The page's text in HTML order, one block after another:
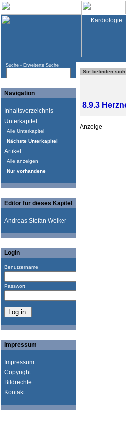
Kardiologie
Suche - Erweiterte Suche
Navigation
Inhaltsverzeichnis
Unterkapitel
Alle Unterkapitel
Nächste Unterkapitel
Artikel
Alle anzeigen
Nur vorhandene
Editor für dieses Kapitel
Andreas Stefan Welker
Login
Benutzername
Passwort
Impressum
Impressum
Copyright
Bildrechte
Kontakt
Sie befinden
8.9.3
Anzeige